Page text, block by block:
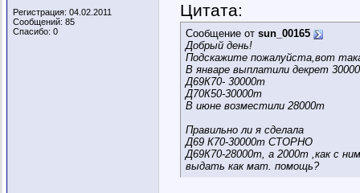
Регистрация: 04.02.2011
Сообщений: 85
Спасибо: 0
Цитата:
Сообщение от sun_00165
Добрый день!
Подскажите пожалуйста,вот
В январе выплатили декрет
Д69К70- 30000т
Д70К50-30000т
В июне возместили 28000т
Правильно ли я сделала
Д69 К70-30000т СТОРНО
Д69К70-28000т, а 2000т ,как с
выдать как мат. помощь?